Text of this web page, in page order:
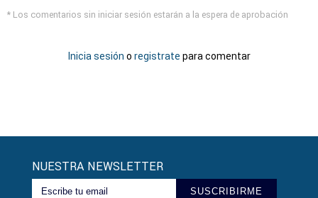
* Los comentarios sin iniciar sesión estarán a la espera de aprobación
Inicia sesión o registrate para comentar
NUESTRA NEWSLETTER
SUSCRIBIRME